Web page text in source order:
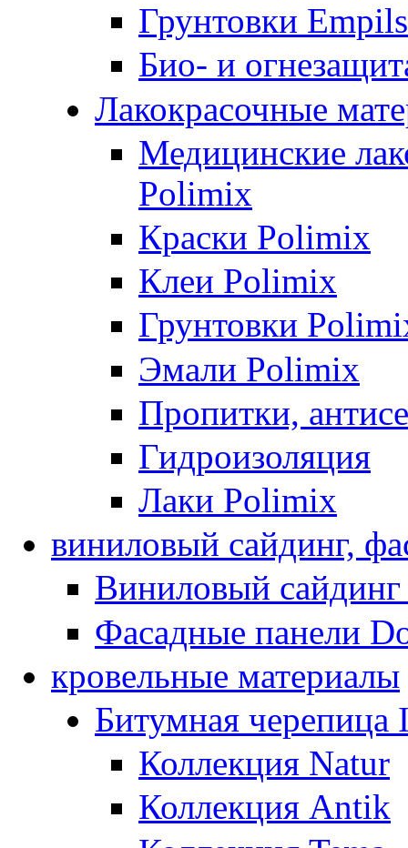
Грунтовки Empils
Био- и
Лакокрасочные
Медицинские
Polimix
Краски Polimix
Клеи Polimix
Грунтовки
Эмали Polimix
Пропитки,
Гидроизоляция
Лаки Polimix
виниловый сайдинг,
Виниловый
Фасадные панели
кровельные материалы
Битумная черепица
Коллекция Natur
Коллекция Antik